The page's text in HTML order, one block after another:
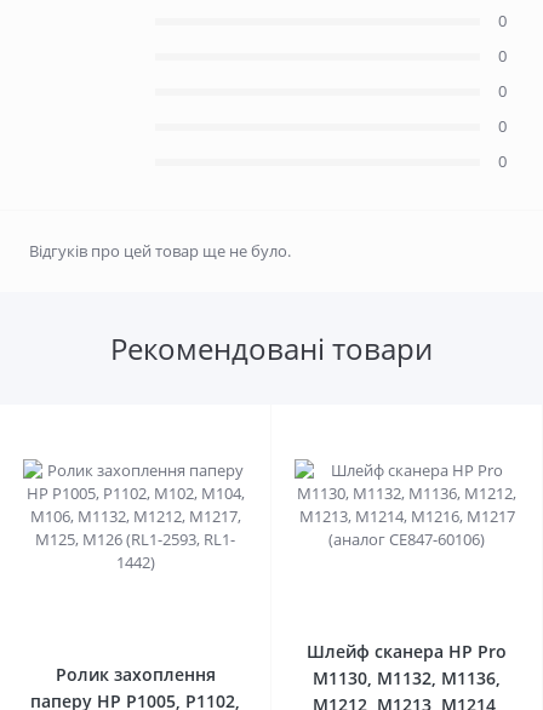
0
0
0
0
0
Відгуків про цей товар ще не було.
Рекомендовані товари
Ролик захоплення
паперу HP P1005, P1102,
Шлейф сканера HP Pro
M1130, M1132, M1136,
M1212, M1213, M1214,